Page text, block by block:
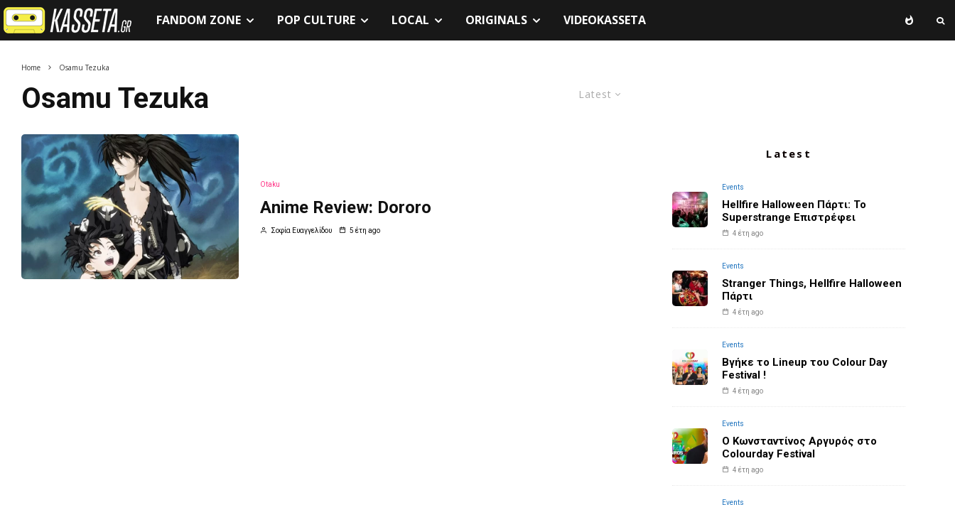
FANDOM ZONE POP CULTURE LOCAL ORIGINALS VIDEOKASSETA
Home Osamu Tezuka
Latest
Osamu Tezuka
Otaku
Anime Review: Dororo
Σοφία Ευαγγελίδου 5 έτη ago
Latest
Events
Hellfire Halloween Πάρτι: Το
Superstrange Επιστρέφει
4 έτη ago
Events
Stranger Things, Hellfire Halloween
Πάρτι
4 έτη ago
Events
Βγήκε το Lineup του Colour Day
Festival !
4 έτη ago
Events
O Κωνσταντίνος Αργυρός στο
Colourday Festival
4 έτη ago
Events